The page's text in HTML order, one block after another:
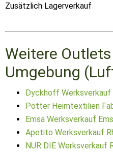
Zusätzlich Lagerverkauf
Weitere
Umgebung
Dyckhoff Werksverkauf
Pötter Heimtextilien
Emsa Werksverkauf
Apetito Werksverkauf
NUR DIE Werksverkauf